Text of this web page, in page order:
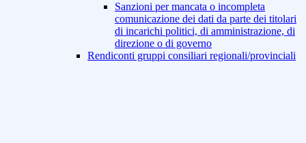
Sanzioni per mancata o incompleta
comunicazione dei dati da parte dei titolari
di incarichi politici, di amministrazione, di
direzione o di governo
Rendiconti gruppi consiliari regionali/provinciali